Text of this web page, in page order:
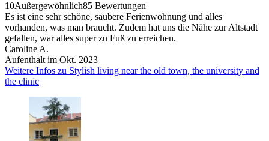
10Außergewöhnlich85 Bewertungen
Es ist eine sehr schöne, saubere Ferienwohnung und alles
vorhanden, was man braucht. Zudem hat uns die Nähe zur Altstadt
gefallen, war alles super zu Fuß zu erreichen.
Caroline A.
Aufenthalt im Okt. 2023
Weitere Infos zu Stylish living near the old town, the university and
the clinic